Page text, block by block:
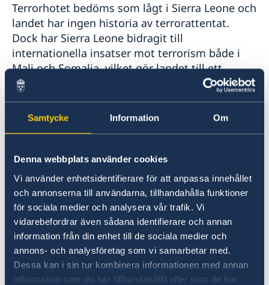
Samtycke Information Om
Denna webbplats använder cookies
Vi använder enhetsidentifierare för att anpassa innehållet
och annonserna till användarna, tillhandahålla funktioner
för sociala medier och analysera vår trafik. Vi
vidarebefordrar även sådana identifierare och annan
information från din enhet till de sociala medier och
annons- och analysföretag som vi samarbetar med.
Dessa kan i sin tur kombinera informationen med annan
information som du har tillhandahållit eller som de har
Pass utomlands
Provisoriskt pass
Gifta sig utomlands
Ambassadens reseinformation
Aktuella händelser
Allmänna säkerhetsläget
Terrorism
Naturförhållanden och katastrofer
In- och utresebestämmelser
Hälso- och sjukvård
Lokala lagar och sedvänjor
Övrigt
Terrorhotet bedöms som lågt i Sierra Leone och
landet har ingen historia av terrorattentat.
Dock har Sierra Leone bidragit till
internationella insatser mot terrorism både i
Mali och Somalia, vilket gör landet till ett
möjligt mål för vedergällning.
För besökare i Sierra Leone är det viktigt att
hålla sig informerad om utvecklingen på
myndigheternas anvisningar i säkerhetsfrågor.
Anmäl gärna din utlandsvistelse så att
UD/ambassaden kan kontakta dig i händelse av
kris. Informationen används som en del av
krishanteringen ifall en konsulär krissituation
skulle inträffa. Anmälan är frivillig och fylls i
elektroniskt på swedenabroad.